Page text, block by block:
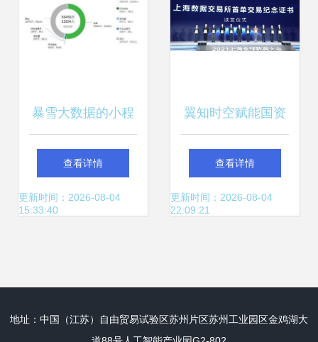
暴雪大数据的小程
序服务上线 数据赋
能新体验
查看详情
更新时间：2026-08-04
15:33:40
翼知时空赋能国资
院 电信大数据服务
获上海认可
查看详情
更新时间：2026-08-04
22:09:21
地址：中国（江苏）自由贸易试验区苏州片区苏州工业园区金鸡湖大